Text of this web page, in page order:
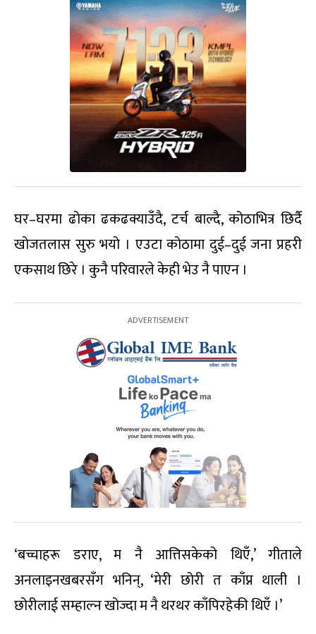
घर–घरमा ढोका ढकढक्याउँदै, टर्च बाल्दै, कोठाभित्र छिर्दै
खोजतलास सुरु भयो । एउटा कोठामा दुई–दुई जना प्रहरी
एकसाथ छिरे । कुनै परिवारले केही भेउ नै पाएन ।
‘बच्चाहरू डराए, म नै आत्तिसकेको थिएँ,’ गीताले
अनलाइनखबरसँग भनिन्, ‘मेरी छोरी त काँप्न थाली ।
छोरीलाई सम्हाल्न खोज्दा म नै थरथर काँपिरहेकी थिएँ ।’